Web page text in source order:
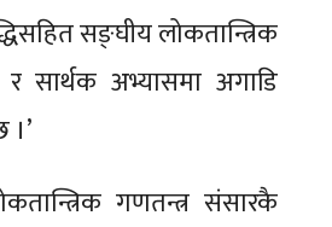
सङ्घीय लोकतान्त्रिक
सार्थक अभ्यासमा अगाडि
गणतन्त्र संसारकै